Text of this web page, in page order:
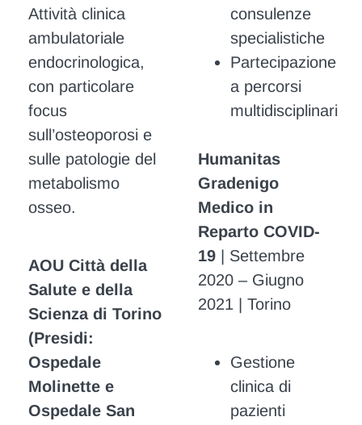
Attività clinica
ambulatoriale
endocrinologica,
con particolare
focus
sull’osteoporosi e
sulle patologie del
metabolismo
osseo.
AOU Città della
Salute e della
Scienza di Torino
(Presidi:
Ospedale
Molinette e
Ospedale San
consulenze
specialistiche
Partecipazione
a percorsi
multidisciplinari
Humanitas
Gradenigo
Medico in
Reparto COVID-
19 | Settembre
2020 – Giugno
2021 | Torino
Gestione
clinica di
pazienti